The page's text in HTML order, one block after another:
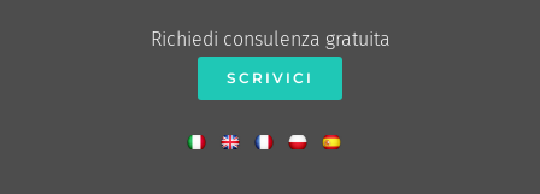
Richiedi consulenza gratuita
SCRIVICI